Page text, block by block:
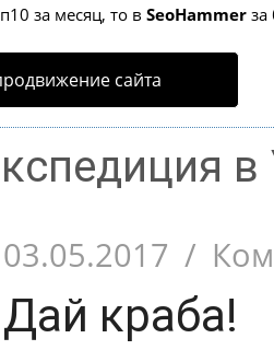
за месяц, то в SeoHammer за
сайта
в
03.05.2017 /
Дай краба!